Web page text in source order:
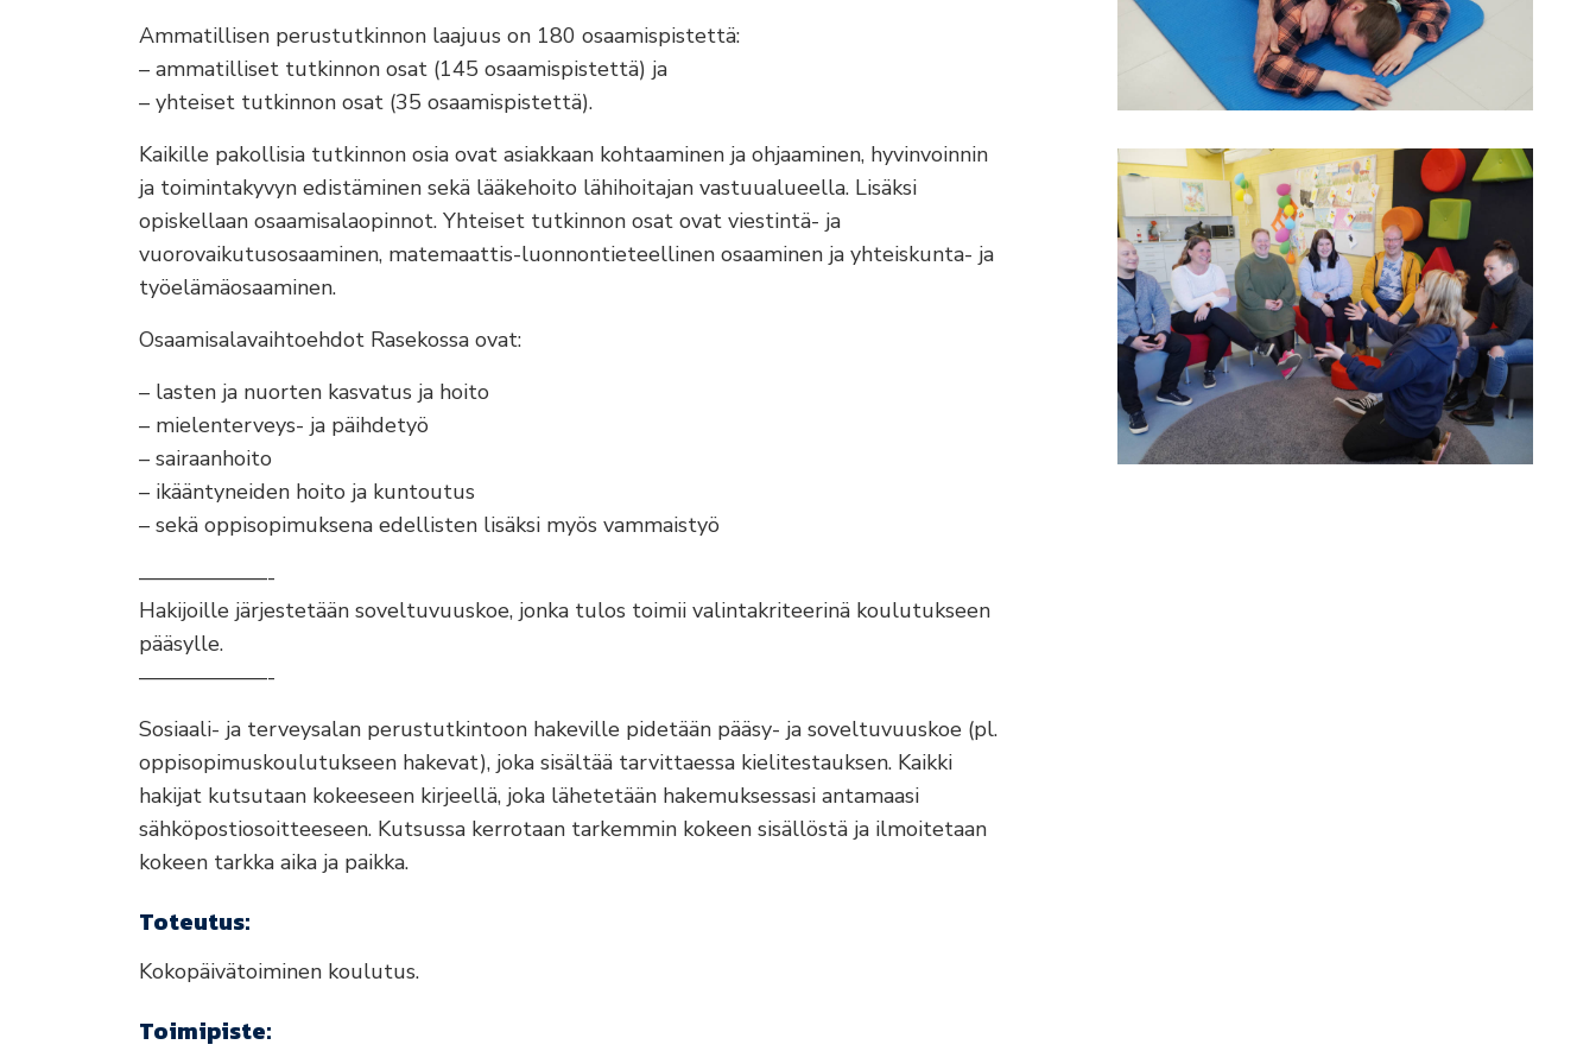
Ammatillisen perustutkinnon laajuus on 180 osaamispistettä:
– ammatilliset tutkinnon osat (145 osaamispistettä) ja
– yhteiset tutkinnon osat (35 osaamispistettä).
Kaikille pakollisia tutkinnon osia ovat asiakkaan kohtaaminen ja ohjaaminen, hyvinvoinnin
ja toimintakyvyn edistäminen sekä lääkehoito lähihoitajan vastuualueella. Lisäksi
opiskellaan osaamisalaopinnot. Yhteiset tutkinnon osat ovat viestintä- ja
vuorovaikutusosaaminen, matemaattis-luonnontieteellinen osaaminen ja yhteiskunta- ja
työelämäosaaminen.
Osaamisalavaihtoehdot Rasekossa ovat:
– lasten ja nuorten kasvatus ja hoito
– mielenterveys- ja päihdetyö
– sairaanhoito
– ikääntyneiden hoito ja kuntoutus
– sekä oppisopimuksena edellisten lisäksi myös vammaistyö
——————-
Hakijoille järjestetään soveltuvuuskoe, jonka tulos toimii valintakriteerinä koulutukseen
pääsylle.
——————-
Sosiaali- ja terveysalan perustutkintoon hakeville pidetään pääsy- ja soveltuvuuskoe (pl.
oppisopimuskoulutukseen hakevat), joka sisältää tarvittaessa kielitestauksen. Kaikki
hakijat kutsutaan kokeeseen kirjeellä, joka lähetetään hakemuksessasi antamaasi
sähköpostiosoitteeseen. Kutsussa kerrotaan tarkemmin kokeen sisällöstä ja ilmoitetaan
kokeen tarkka aika ja paikka.
Toteutus:
Kokopäivätoiminen koulutus.
Toimipiste: